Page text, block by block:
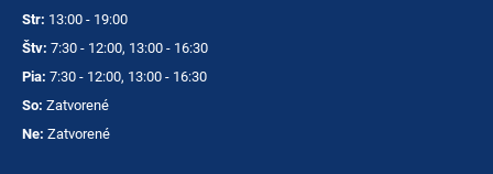
Str: 13:00 - 19:00
Štv: 7:30 - 12:00, 13:00 - 16:30
Pia: 7:30 - 12:00, 13:00 - 16:30
So: Zatvorené
Ne: Zatvorené